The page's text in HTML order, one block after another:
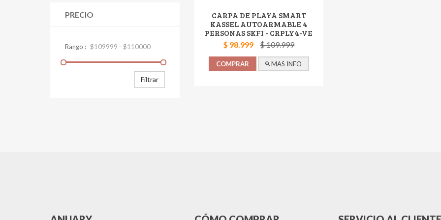
CARPA DE PLAYA SMART
KASSEL AUTOARMABLE 4
PERSONAS SKFI - CRPLY4-VE
SMART KASSEL
$ 98.999 $ 109.999
COMPRAR MAS INFO
PRECIO
Filtrar